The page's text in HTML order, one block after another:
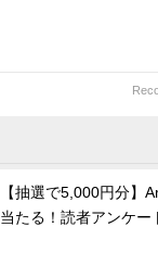
【抽選で5,000円分】
当たる！読者アンケー